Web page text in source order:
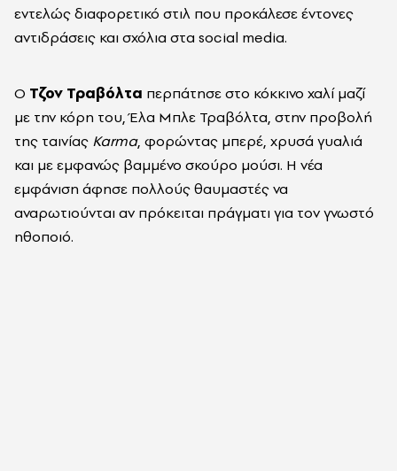
εντελώς διαφορετικό στιλ που προκάλεσε έντονες
αντιδράσεις και σχόλια στα social media.
Ο Τζον Τραβόλτα περπάτησε στο κόκκινο χαλί μαζί
με την κόρη του, Έλα Μπλε Τραβόλτα, στην προβολή
της ταινίας Karma, φορώντας μπερέ, χρυσά γυαλιά
και με εμφανώς βαμμένο σκούρο μούσι. Η νέα
εμφάνιση άφησε πολλούς θαυμαστές να
αναρωτιούνται αν πρόκειται πράγματι για τον γνωστό
ηθοποιό.